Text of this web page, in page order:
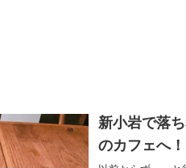
新小岩で落
のカフェへ